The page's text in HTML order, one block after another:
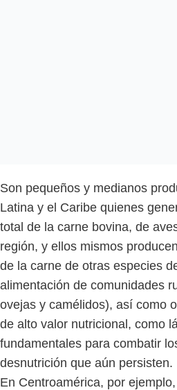
Son pequeños y medianos
Latina y el Caribe quienes
total de la carne bovina, de
región, y ellos mismos
de la carne de otras especies
alimentación de comunidades
ovejas y camélidos), así como
de alto valor nutricional, como
fundamentales para combatir
desnutrición que aún persisten.
En Centroamérica, por